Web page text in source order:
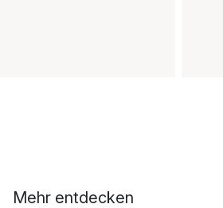
Mehr entdecken